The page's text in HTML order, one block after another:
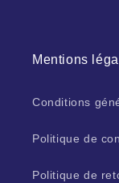
Mentions
Conditions
Politique de
Politique de